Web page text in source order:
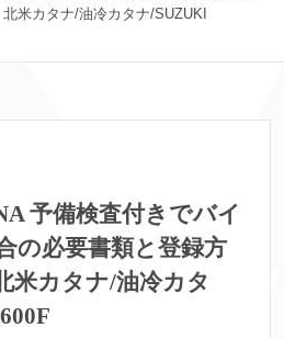
米カタナ/油冷カタナ/SUZUKI
予備検査付きでバイ
の必要書類と登録方
米カタナ/油冷カタ